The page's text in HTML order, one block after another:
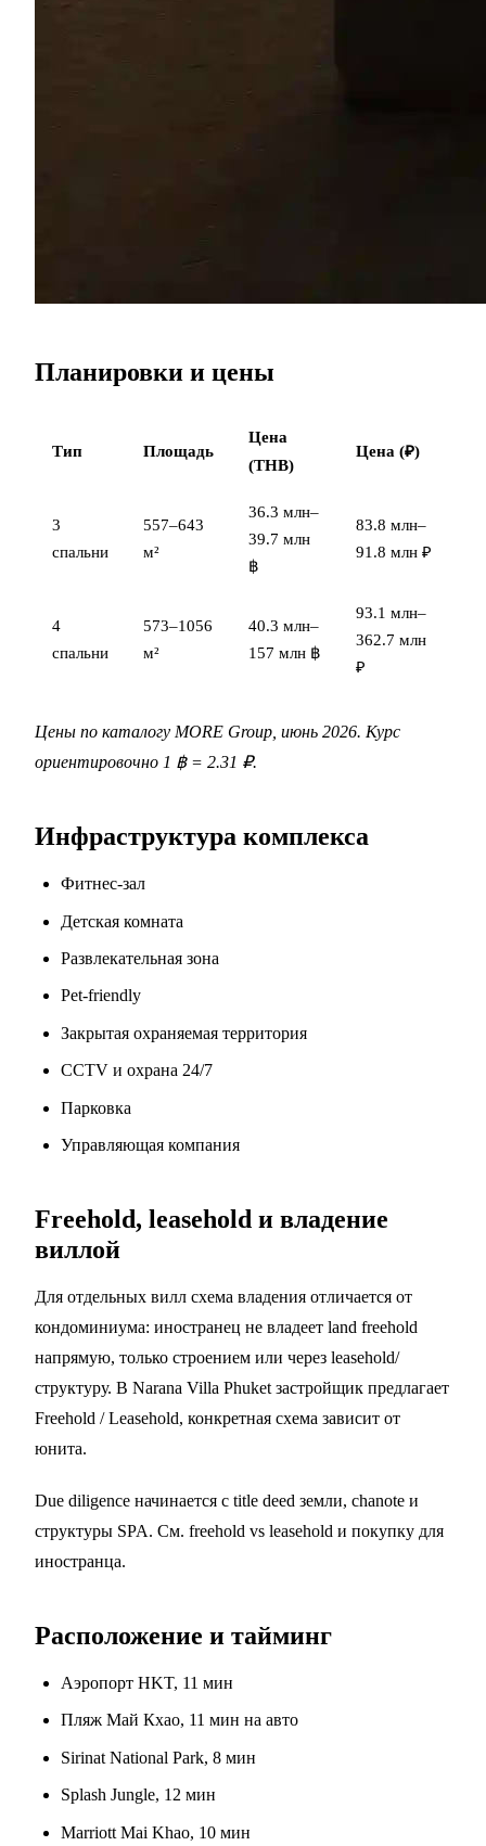
Планировки и цены
Тип Площадь
Цена
(THB)
Цена (₽)
3
спальни
557–643
м²
36.3 млн–
39.7 млн
฿
83.8 млн–
91.8 млн ₽
4
спальни
573–1056
м²
40.3 млн–
157 млн ฿
93.1 млн–
362.7 млн
₽
Цены по каталогу MORE Group, июнь 2026. Курс
ориентировочно 1 ฿ = 2.31 ₽.
Инфраструктура комплекса
Фитнес-зал
Детская комната
Развлекательная зона
Pet-friendly
Закрытая охраняемая территория
CCTV и охрана 24/7
Парковка
Управляющая компания
Freehold, leasehold и владение
виллой
Для отдельных вилл схема владения отличается от
кондоминиума: иностранец не владеет land freehold
напрямую, только строением или через leasehold/
структуру. В Narana Villa Phuket застройщик предлагает
Freehold / Leasehold, конкретная схема зависит от
юнита.
Due diligence начинается с title deed земли, chanote и
структуры SPA. См. freehold vs leasehold и покупку для
иностранца.
Расположение и тайминг
Аэропорт HKT, 11 мин
Пляж Май Кхао, 11 мин на авто
Sirinat National Park, 8 мин
Splash Jungle, 12 мин
Marriott Mai Khao, 10 мин